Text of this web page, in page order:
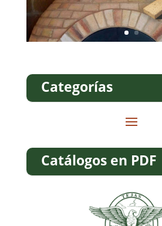
Categorías
Catálogos en PDF